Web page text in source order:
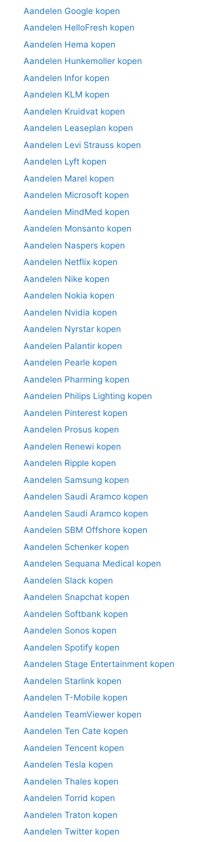
Aandelen Google kopen
Aandelen HelloFresh kopen
Aandelen Hema kopen
Aandelen Hunkemoller kopen
Aandelen Infor kopen
Aandelen KLM kopen
Aandelen Kruidvat kopen
Aandelen Leaseplan kopen
Aandelen Levi Strauss kopen
Aandelen Lyft kopen
Aandelen Marel kopen
Aandelen Microsoft kopen
Aandelen MindMed kopen
Aandelen Monsanto kopen
Aandelen Naspers kopen
Aandelen Netflix kopen
Aandelen Nike kopen
Aandelen Nokia kopen
Aandelen Nvidia kopen
Aandelen Nyrstar kopen
Aandelen Palantir kopen
Aandelen Pearle kopen
Aandelen Pharming kopen
Aandelen Philips Lighting kopen
Aandelen Pinterest kopen
Aandelen Prosus kopen
Aandelen Renewi kopen
Aandelen Ripple kopen
Aandelen Samsung kopen
Aandelen Saudi Aramco kopen
Aandelen Saudi Aramco kopen
Aandelen SBM Offshore kopen
Aandelen Schenker kopen
Aandelen Sequana Medical kopen
Aandelen Slack kopen
Aandelen Snapchat kopen
Aandelen Softbank kopen
Aandelen Sonos kopen
Aandelen Spotify kopen
Aandelen Stage Entertainment kopen
Aandelen Starlink kopen
Aandelen T-Mobile kopen
Aandelen TeamViewer kopen
Aandelen Ten Cate kopen
Aandelen Tencent kopen
Aandelen Tesla kopen
Aandelen Thales kopen
Aandelen Torrid kopen
Aandelen Traton kopen
Aandelen Twitter kopen